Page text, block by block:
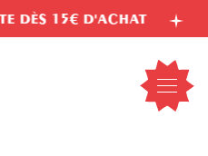
15€ D'ACHAT
Ouvrir
le